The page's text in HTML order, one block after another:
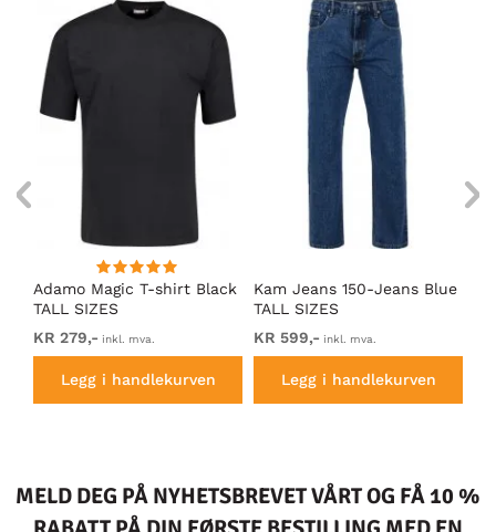
Adamo Magic T-shirt Black
TALL SIZES
KR 279,- inkl. mva.
Legg i handlekurven
Kam Jeans 150-Jeans Blue
TALL SIZES
KR 599,- inkl. mva.
Legg i handlekurven
MELD DEG PÅ NYHETSBREVET VÅRT OG FÅ 10 %